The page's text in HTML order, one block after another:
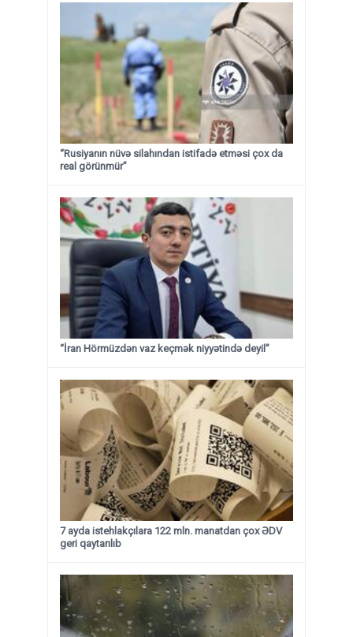
“Rusiyanın nüvə silahından istifadə etməsi çox da
real görünmür”
“İran Hörmüzdən vaz keçmək niyyətində deyil”
7 ayda istehlakçılara 122 mln. manatdan çox ƏDV
geri qaytarılıb